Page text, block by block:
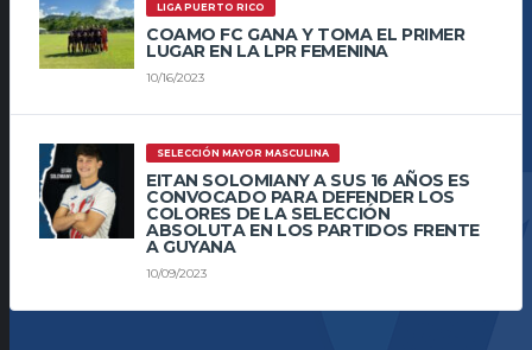
LIGA PUERTO RICO
COAMO FC GANA Y TOMA EL PRIMER
LUGAR EN LA LPR FEMENINA
10/16/2023
SELECCIÓN MAYOR MASCULINA
EITAN SOLOMIANY A SUS 16 AÑOS ES
CONVOCADO PARA DEFENDER LOS
COLORES DE LA SELECCIÓN
ABSOLUTA EN LOS PARTIDOS FRENTE
A GUYANA
10/09/2023